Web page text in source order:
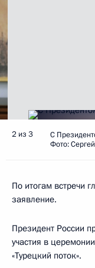
2 из 3
C
Фото:
По итогам встречи
заявление.
Президент России
участия в
«Турецкий поток».